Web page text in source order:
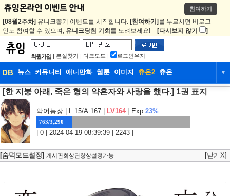
참여하기
[08월2주차] 유니크뽑기 이벤트를 시작합니다. [참여하기] 를 누르시면 비로그
인도 참여할 수 있으며, 유니크당첨 기회 를 노려보세요! [다시보지 않기 ]
회원가입 | 분실찾기 | 다크모드 | 로그인유지
DB 뉴스 커뮤니티 애니만화 웹툰 이미지 츄온2 츄온 ▼
DB 뉴스 커뮤니티 애니만화
웹툰 이미지 츄온2
[한 지붕 아래, 죽은 형의 약혼자와 사랑을 했다.] 1권 표지
악어농장 | L:15/A:167 | LV164 Exp.23%
763/3,290
| 0 | 2024-04-19 08:39:39 | 2243 |
[숨덕모드설정] 게시판최상단항상설정가능 [닫기X]